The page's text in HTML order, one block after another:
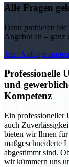
Alle Fragen
Dann probieren
Angebot an – ganz
Jetzt Anfrage starten
Professionelle
und
Kompetenz
Ein professioneller
auch
bieten wir Ihnen
maßgeschneiderte
abgestimmt sind.
wir kümmern uns